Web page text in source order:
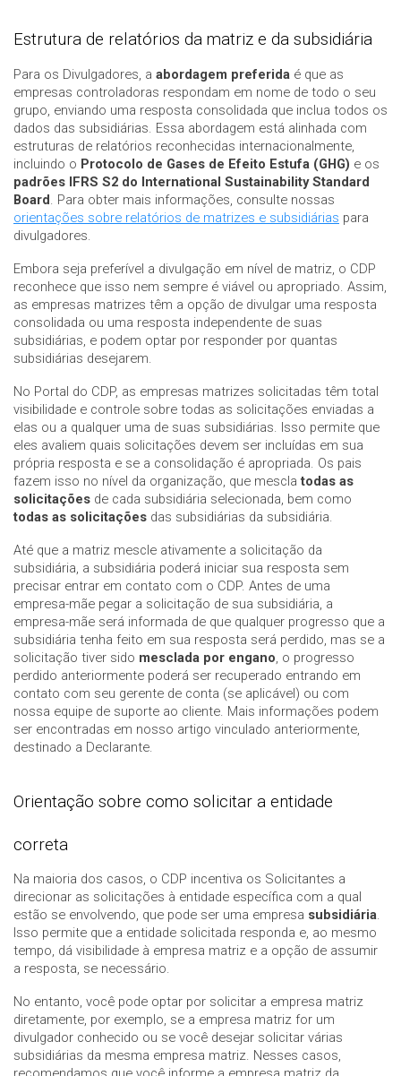
Estrutura de relatórios da matriz e da subsidiária
Para os Divulgadores, a abordagem preferida é que as
empresas controladoras respondam em nome de todo o seu
grupo, enviando uma resposta consolidada que inclua todos os
dados das subsidiárias. Essa abordagem está alinhada com
estruturas de relatórios reconhecidas internacionalmente,
incluindo o Protocolo de Gases de Efeito Estufa (GHG) e os
padrões IFRS S2 do International Sustainability Standard
Board . Para obter mais informações, consulte nossas
orientações sobre relatórios de matrizes e subsidiárias para
divulgadores.
Embora seja preferível a divulgação em nível de matriz, o CDP
reconhece que isso nem sempre é viável ou apropriado. Assim,
as empresas matrizes têm a opção de divulgar uma resposta
consolidada ou uma resposta independente de suas
subsidiárias, e podem optar por responder por quantas
subsidiárias desejarem.
No Portal do CDP, as empresas matrizes solicitadas têm total
visibilidade e controle sobre todas as solicitações enviadas a
elas ou a qualquer uma de suas subsidiárias. Isso permite que
eles avaliem quais solicitações devem ser incluídas em sua
própria resposta e se a consolidação é apropriada. Os pais
fazem isso no nível da organização, que mesclatodas as
solicitações de cada subsidiária selecionada, bem como
todas as solicitações das subsidiárias da subsidiária.
Até que a matriz mescle ativamente a solicitação da
subsidiária, a subsidiária poderá iniciar sua resposta sem
precisar entrar em contato com o CDP. Antes de uma
empresa-mãe pegar a solicitação de sua subsidiária, a
empresa-mãe será informada de que qualquer progresso que a
subsidiária tenha feito em sua resposta será perdido, mas se a
solicitação tiver sido mesclada por engano , o progresso
perdido anteriormente poderá ser recuperado entrando em
contato com seu gerente de conta (se aplicável) ou com
nossa equipe de suporte ao cliente. Mais informações podem
ser encontradas em nosso artigo vinculado anteriormente,
destinado a Declarante.
Orientação sobre como solicitar a entidade
correta
Na maioria dos casos, o CDP incentiva os Solicitantes a
direcionar as solicitações à entidade específica com a qual
estão se envolvendo, que pode ser uma empresa subsidiária.
Isso permite que a entidade solicitada responda e, ao mesmo
tempo, dá visibilidade à empresa matriz e a opção de assumir
a resposta, se necessário.
No entanto, você pode optar por solicitar a empresa matriz
diretamente, por exemplo, se a empresa matriz for um
divulgador conhecido ou se você desejar solicitar várias
subsidiárias da mesma empresa matriz. Nesses casos,